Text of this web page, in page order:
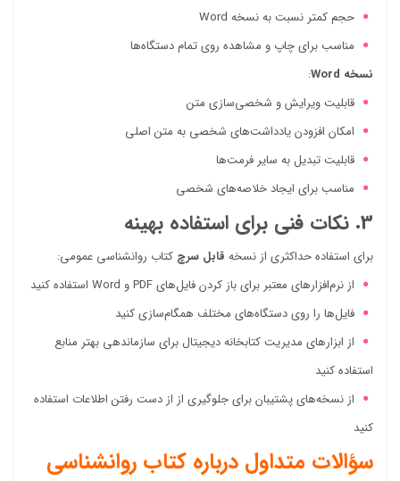
حجم کمتر نسبت به نسخه Word
مناسب برای چاپ و مشاهده روی تمام دستگاه‌ها
نسخه Word
:
قابلیت ویرایش و شخصی‌سازی متن
امکان افزودن یادداشت‌های شخصی به متن اصلی
قابلیت تبدیل به سایر فرمت‌ها
مناسب برای ایجاد خلاصه‌های شخصی
3. نکات فنی برای استفاده بهینه
برای استفاده حداکثری از نسخه قابل سرچ کتاب روانشناسی عمومی:
از نرم‌افزارهای معتبر برای باز کردن فایل‌های PDF و Word استفاده کنید
فایل‌ها را روی دستگاه‌های مختلف همگام‌سازی کنید
از ابزارهای مدیریت کتابخانه دیجیتال برای سازماندهی بهتر منابع
استفاده کنید
از نسخه‌های پشتیبان برای جلوگیری از از دست رفتن اطلاعات استفاده
کنید
سؤالات متداول درباره کتاب روانشناسی